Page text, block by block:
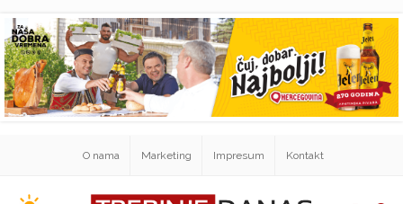
O nama Marketing Impresum Kontakt